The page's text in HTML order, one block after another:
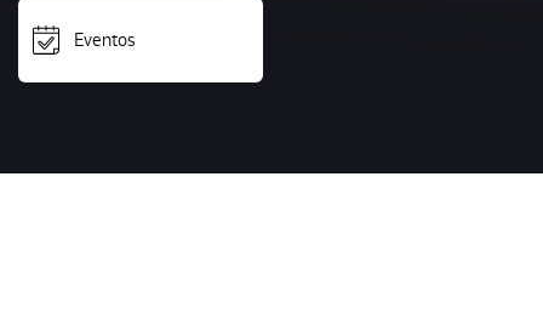
Eventos